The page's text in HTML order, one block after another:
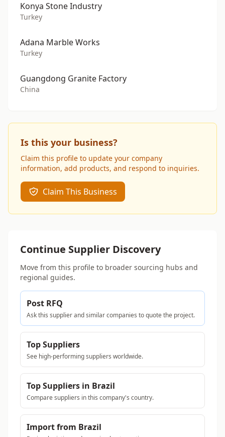
Konya Stone Industry
Turkey
Adana Marble Works
Turkey
Guangdong Granite Factory
China
Is this your business?
Claim this profile to update your company
information, add products, and respond to inquiries.
Claim This Business
Continue Supplier Discovery
Move from this profile to broader sourcing hubs and
regional guides.
Post RFQ
Ask this supplier and similar companies to quote the project.
Top Suppliers
See high-performing suppliers worldwide.
Top Suppliers in Brazil
Compare suppliers in this company's country.
Import from Brazil